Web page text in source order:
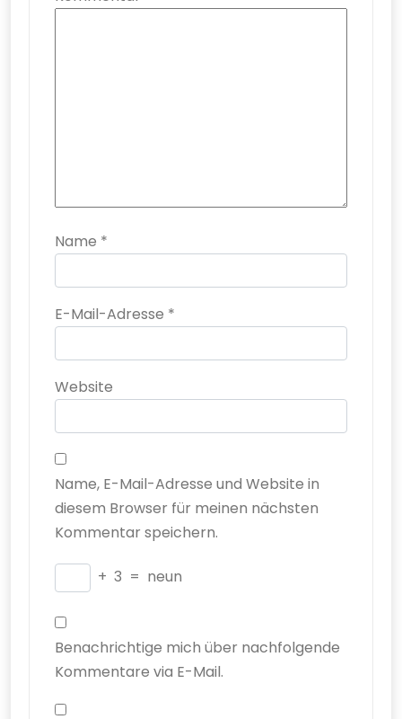
Name *
E-Mail-Adresse *
Website
Name, E-Mail-Adresse und Website in
diesem Browser für meinen nächsten
Kommentar speichern.
+ 3 = neun
Benachrichtige mich über nachfolgende
Kommentare via E-Mail.